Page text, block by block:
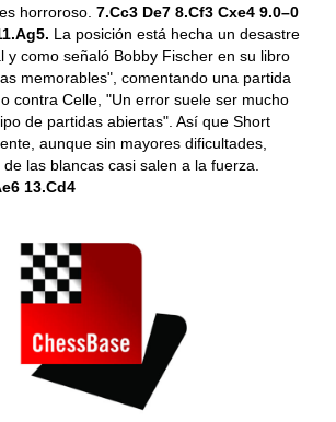
horroroso. 7.Cc3 De7 8.Cf3 Cxe4 9.0–0
La posición está hecha un desastre
y como señaló Bobby Fischer en su libro
memorables", comentando una partida
contra Celle, "Un error suele ser mucho
de partidas abiertas". Así que Short
aunque sin mayores dificultades,
las blancas casi salen a la fuerza.
13.Cd4